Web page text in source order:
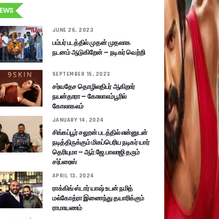
JUNE 26, 2023
பம்பர் படத்தில் முதன் முதலாக
நடனம் ஆடுகிறேன் – நடிகர் வெற்றி
SEPTEMBER 15, 2023
சர்வதேச தொழிலதிபர் ஆகிறார்
நயன்தாரா – கோலாலம்பூரில்
கோலாகலம்
JANUARY 14, 2024
சிங்கப்பூர் சலூன் படத்தில் என்னுடன்
நடித்திருக்கும் மிகப்பெரிய நடிகர் யார்
தெரியுமா – ஆர்.ஜே.பாலாஜி தரும்
சர்ப்ரைஸ்
APRIL 13, 2024
ராக்கிங் ஸ்டார் யாஷ் உடன் நமித்
மல்கோத்ரா இணைந்து தயாரிக்கும்
ராமாயணம்